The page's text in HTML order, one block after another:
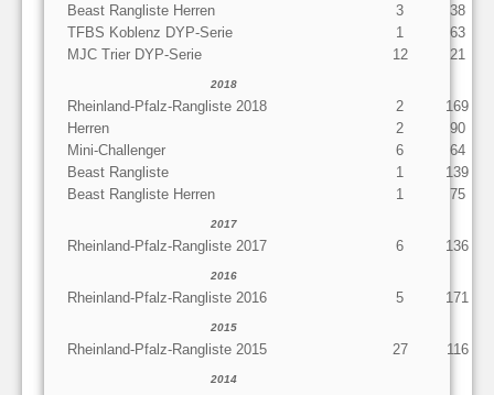
Beast Rangliste Herren
3
38
TFBS Koblenz DYP-Serie
1
63
MJC Trier DYP-Serie
12 21
2018
Rheinland-Pfalz-Rangliste 2018 2
169
Herren
2
90
Mini-Challenger
6
64
Beast Rangliste
1
139
Beast Rangliste Herren
1 75
2017
Rheinland-Pfalz-Rangliste 2017 6 136
2016
Rheinland-Pfalz-Rangliste 2016 5 171
2015
Rheinland-Pfalz-Rangliste 2015 27 116
2014